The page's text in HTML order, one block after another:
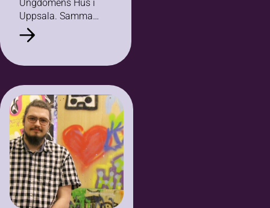
Ungdomens Hus i
Uppsala. Samma
kväll hålls tredje
studiecirkeltillfället
Ylva Wänstrand är
en av
deltagarna. De
håller som bäst på
att rigga och testa
ljudet för kvällens…